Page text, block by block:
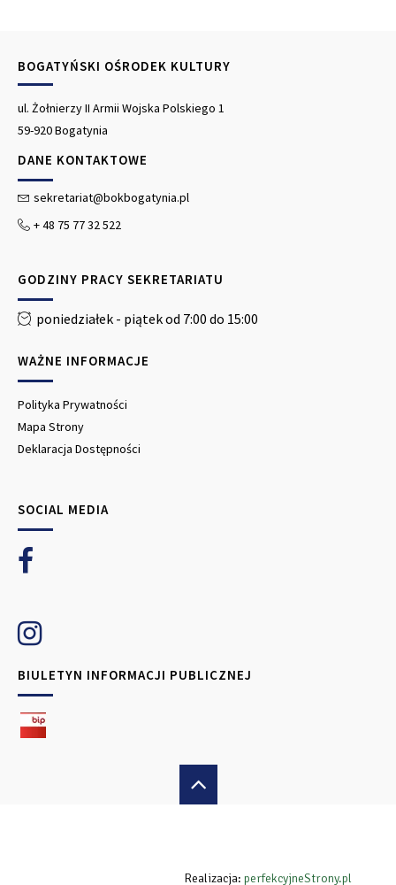
BOGATYŃSKI OŚRODEK KULTURY
ul. Żołnierzy II Armii Wojska Polskiego 1
59-920 Bogatynia
DANE KONTAKTOWE
sekretariat@bokbogatynia.pl
+ 48 75 77 32 522
GODZINY PRACY SEKRETARIATU
poniedziałek - piątek od 7:00 do 15:00
WAŻNE INFORMACJE
Polityka Prywatności
Mapa Strony
Deklaracja Dostępności
SOCIAL MEDIA
BIULETYN INFORMACJI PUBLICZNEJ
Realizacja: perfekcyjneStrony.pl